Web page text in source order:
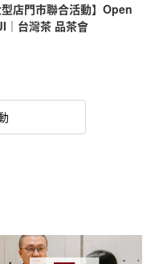
型店門市聯合活動】Open
｜台灣茶 品茶會